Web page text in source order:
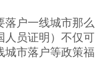
落户一线城市那么
人员证明）不仅可
城市落户等政策福